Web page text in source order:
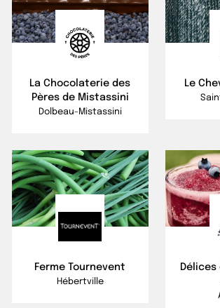
La Chocolaterie des
Pères de Mistassini
Dolbeau-Mistassini
Le
Ferme Tournevent
Hébertville